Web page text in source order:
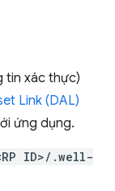
tin xác thực)
Link (DAL)
ứng dụng.
ID>/.well-